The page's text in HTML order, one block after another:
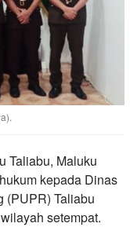
Taliabu, Maluku
kepada Dinas
(PUPR) Taliabu
setempat.